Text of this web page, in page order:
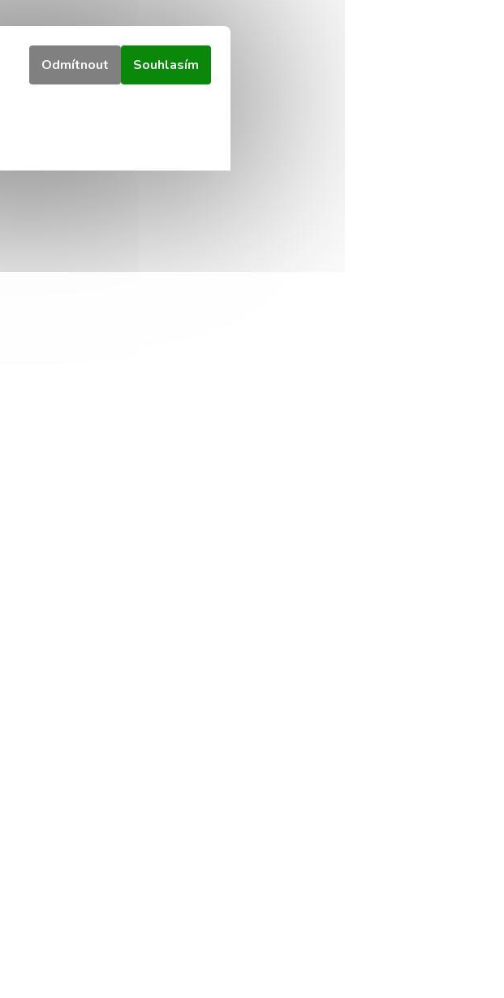
Odmítnout Souhlasím